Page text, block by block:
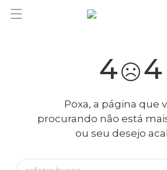
4 4
Poxa, a página que
procurando não está
ou seu desejo